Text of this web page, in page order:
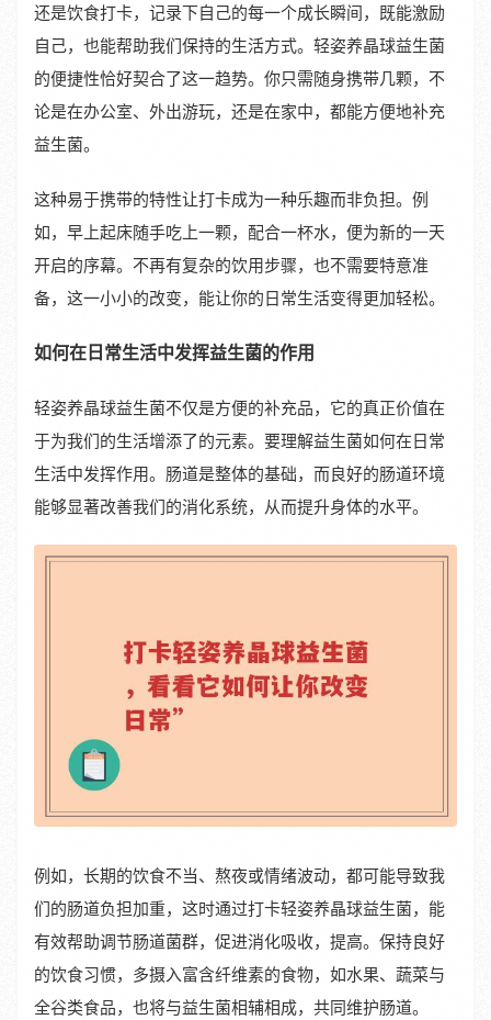
还是饮食打卡，记录下自己的每一个成长瞬间，既能激励
自己，也能帮助我们保持的生活方式。轻姿养晶球益生菌
的便捷性恰好契合了这一趋势。你只需随身携带几颗，不
论是在办公室、外出游玩，还是在家中，都能方便地补充
益生菌。
这种易于携带的特性让打卡成为一种乐趣而非负担。例
如，早上起床随手吃上一颗，配合一杯水，便为新的一天
开启的序幕。不再有复杂的饮用步骤，也不需要特意准
备，这一小小的改变，能让你的日常生活变得更加轻松。
如何在日常生活中发挥益生菌的作用
轻姿养晶球益生菌不仅是方便的补充品，它的真正价值在
于为我们的生活增添了的元素。要理解益生菌如何在日常
生活中发挥作用。肠道是整体的基础，而良好的肠道环境
能够显著改善我们的消化系统，从而提升身体的水平。
例如，长期的饮食不当、熬夜或情绪波动，都可能导致我
们的肠道负担加重，这时通过打卡轻姿养晶球益生菌，能
有效帮助调节肠道菌群，促进消化吸收，提高。保持良好
的饮食习惯，多摄入富含纤维素的食物，如水果、蔬菜与
全谷类食品，也将与益生菌相辅相成，共同维护肠道。